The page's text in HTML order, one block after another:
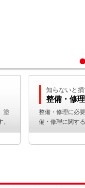
塗
知らないと
整備・修
整備・修理に必
備・修理に関す